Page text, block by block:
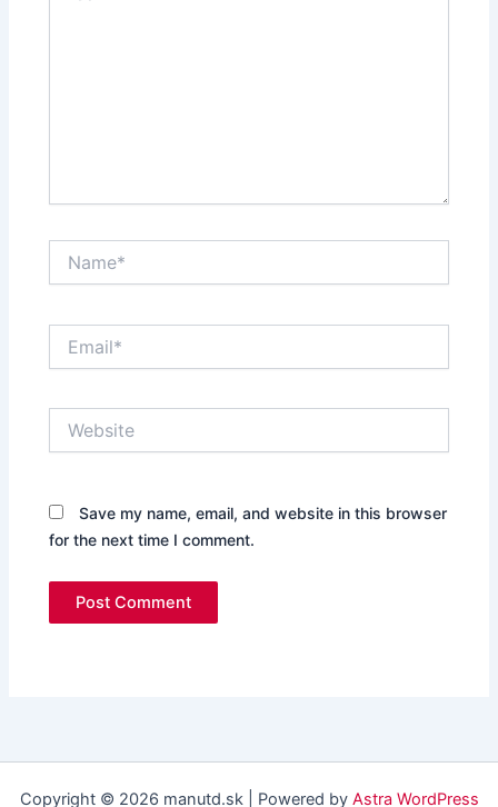
Save my name, email, and website in this browser
for the next time I comment.
Copyright © 2026 manutd.sk | Powered by Astra WordPress